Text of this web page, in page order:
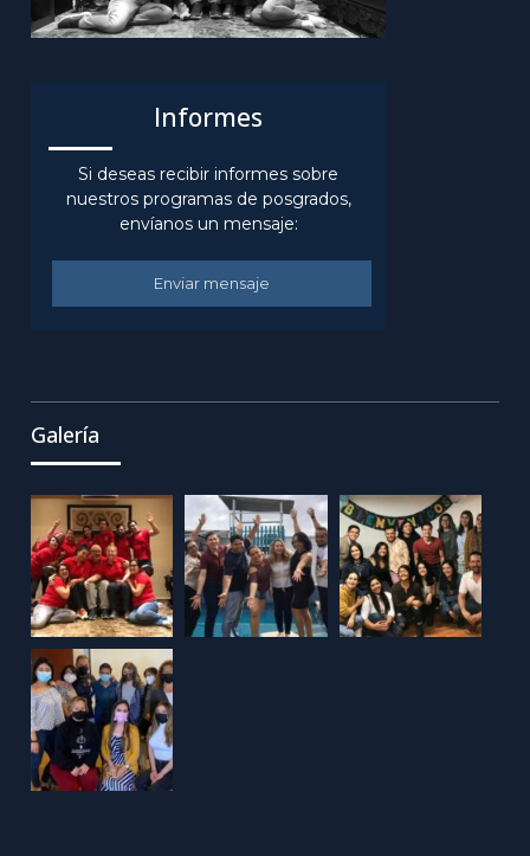
Informes
Si deseas recibir informes sobre
nuestros programas de posgrados,
envíanos un mensaje:
Enviar mensaje
Galería